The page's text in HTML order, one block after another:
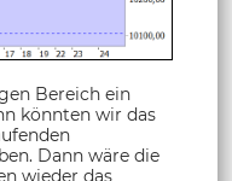
Bereich ein
könnten wir das
Dann wäre die
wieder das